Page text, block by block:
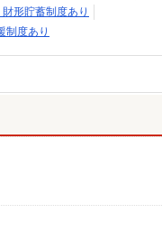
形貯蓄制度あり
制度あり